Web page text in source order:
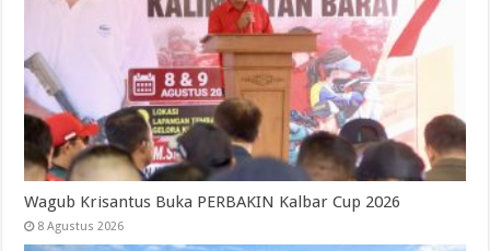
Wagub Krisantus Buka PERBAKIN Kalbar Cup 2026
8 Agustus 2026